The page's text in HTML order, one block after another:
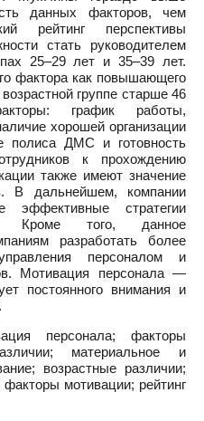
данных факторов, чем
рейтинг перспективы
стать руководителем
25–29 лет и 35–39 лет.
фактора как повышающего
группе старше 46
график работы,
хорошей организации
полиса ДМС и готовность
к прохождению
также имеют значение
В дальнейшем, компании
эффективные стратегии
Кроме того, данное
разработать более
персоналом и
Мотивация персонала —
постоянного внимания и
персонала; факторы
материальное и
возрастные различии;
мотивации; рейтинг